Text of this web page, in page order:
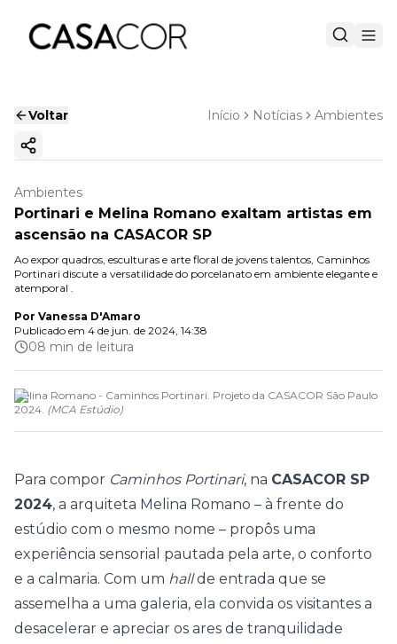
Voltar Início Notícias Ambientes
Copiar link
Ambientes
Portinari e Melina Romano exaltam artistas em
ascensão na CASACOR SP
Ao expor quadros, esculturas e arte floral de jovens talentos, Caminhos
Portinari discute a versatilidade do porcelanato em ambiente elegante e
atemporal .
Por Vanessa D'Amaro
Publicado em 4 de jun. de 2024, 14:38
08 min de leitura
Melina Romano - Caminhos Portinari. Projeto da CASACOR São Paulo
2024. (MCA Estúdio)
Para compor Caminhos Portinari, na CASACOR SP
2024, a arquiteta Melina Romano – à frente do
estúdio com o mesmo nome – propôs uma
experiência sensorial pautada pela arte, o conforto
e a calmaria. Com um hallde entrada que se
assemelha a uma galeria, ela convida os visitantes a
desacelerar e apreciar os ares de tranquilidade